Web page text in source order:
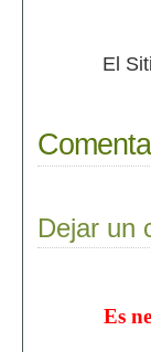
El
Dejar un
Es